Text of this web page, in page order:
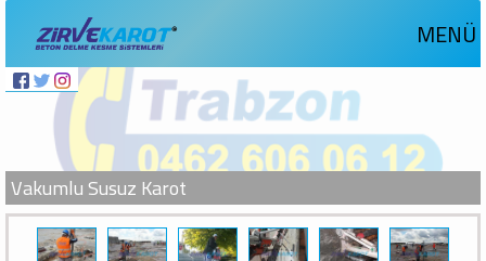
MENÜ
Vakumlu Susuz Karot